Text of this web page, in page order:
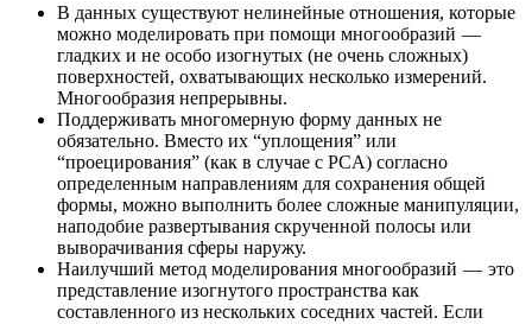
В данных существуют нелинейные отношения, которые
можно моделировать при помощи многообразий —
гладких и не особо изогнутых (не очень сложных)
поверхностей, охватывающих несколько измерений.
Многообразия непрерывны.
Поддерживать многомерную форму данных не
обязательно. Вместо их “уплощения” или
“проецирования” (как в случае с PCA) согласно
определенным направлениям для сохранения общей
формы, можно выполнить более сложные манипуляции,
наподобие развертывания скрученной полосы или
выворачивания сферы наружу.
Наилучший метод моделирования многообразий — это
представление изогнутого пространства как
составленного из нескольких соседних частей. Если